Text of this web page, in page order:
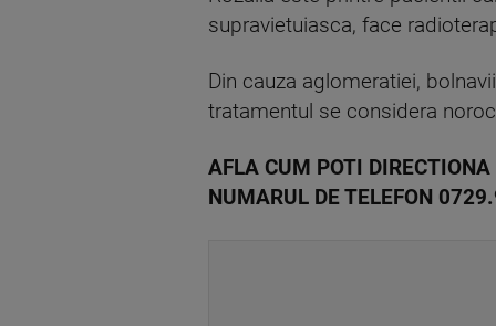
supravietuiasca, face
Din cauza aglomeratiei,
tratamentul se considera
AFLA CUM POTI
NUMARUL DE TELEFON